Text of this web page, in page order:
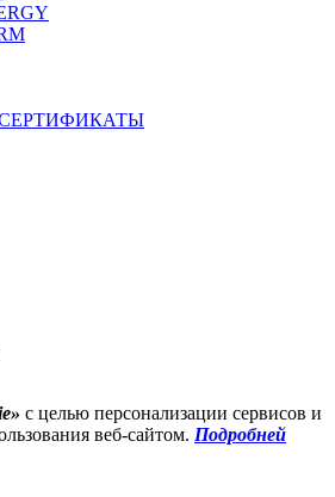
с целью персонализации сервисов и
веб-сайтом. Подробней